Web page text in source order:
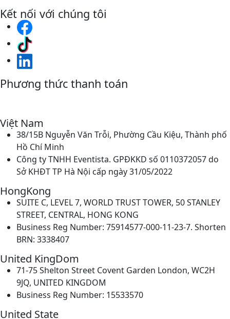
Kết nối với chúng tôi
Phương thức thanh toán
Việt Nam
38/15B Nguyễn Văn Trỗi, Phường Cầu Kiệu, Thành phố
Hồ Chí Minh
Công ty TNHH Eventista. GPĐKKD số 0110372057 do
Sở KHĐT TP Hà Nội cấp ngày 31/05/2022
HongKong
SUITE C, LEVEL 7, WORLD TRUST TOWER, 50 STANLEY
STREET, CENTRAL, HONG KONG
Business Reg Number: 75914577-000-11-23-7. Shorten
BRN: 3338407
United KingDom
71-75 Shelton Street Covent Garden London, WC2H
9JQ, UNITED KINGDOM
Business Reg Number: 15533570
United State